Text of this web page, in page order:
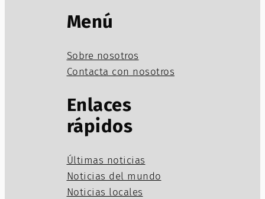
Menú
Sobre nosotros
Contacta con nosotros
Enlaces
rápidos
Últimas noticias
Noticias del mundo
Noticias locales